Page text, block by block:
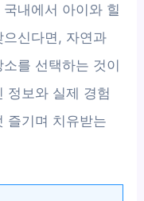
내에서 아이와 힐
신다면, 자연과
를 선택하는 것이
정보와 실제 경험
즐기며 치유받는